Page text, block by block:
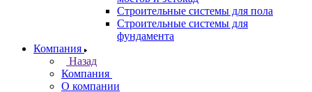
Строительные системы для пола
Строительные системы для
фундамента
Компания
Назад
Компания
О компании